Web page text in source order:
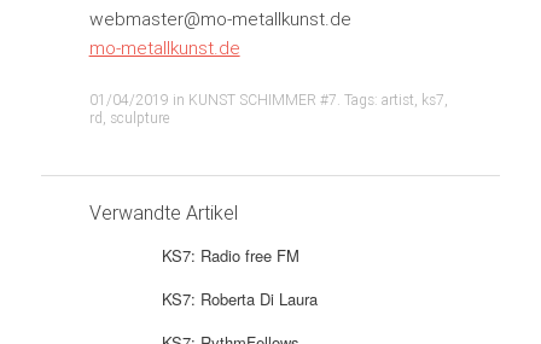
webmaster@mo-metallkunst.de
mo-metallkunst.de
01/04/2019 in KUNST SCHIMMER #7. Tags: artist, ks7,
rd , sculpture
Verwandte Artikel
KS7: Radio free FM
KS7: Roberta Di Laura